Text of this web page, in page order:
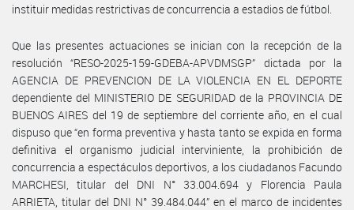
instituir medidas restrictivas de concurrencia a estadios de fútbol.
Que las presentes actuaciones se inician con la recepción de la
resolución “RESO-2025-159-GDEBA-APVDMSGP” dictada por la
AGENCIA DE PREVENCION DE LA VIOLENCIA EN EL DEPORTE
dependiente del MINISTERIO DE SEGURIDAD de la PROVINCIA DE
BUENOS AIRES del 19 de septiembre del corriente año, en el cual
dispuso que “en forma preventiva y hasta tanto se expida en forma
definitiva el organismo judicial interviniente, la prohibición de
concurrencia a espectáculos deportivos, a los ciudadanos Facundo
MARCHESI, titular del DNI N° 33.004.694 y Florencia Paula
ARRIETA, titular del DNI N° 39.484.044” en el marco de incidentes